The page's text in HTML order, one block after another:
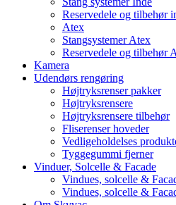
Reservedele og tilbehør
Atex
Stangsystemer Atex
Reservedele og tilbehør
Kamera
Udendørs rengøring
Højtryksrenser pakker
Højtryksrensere
Højtryksrensere tilbehør
Fliserenser hoveder
Vedligeholdelses
Tyggegummi fjerner
Vinduer, Solcelle & Facade
Vindues, solcelle &
Vindues, solcelle &